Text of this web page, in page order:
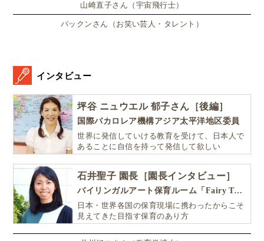
山崎直子さん（宇宙飛行士）
パックンさん（お笑い芸人・タレント）
インタビュー
坪谷 ニュウエル 郁子さん［後編］
国際バカロレア機構アジア太平洋地区委員
世界に発信していける教育を受けて、日本人で
あることに自信を持って発信して欲しい
石井聖子 園長［園長インタビュー］
バイリンガルアート保育ルーム「Fairy Tale（フェアリーテイル）」
日本・世界各国の保育現場に携わったからこそ
見えてきた目指す保育のあり方